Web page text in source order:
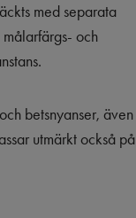
med separata
och
betsnyanser, även
utmärkt också på